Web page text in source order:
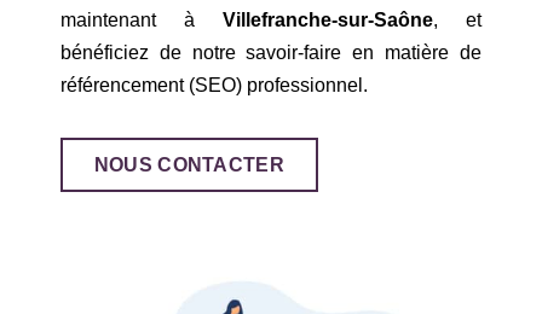
maintenant àVillefranche-sur-Saône, et
bénéficiez de notre savoir-faire en matière de
référencement (SEO) professionnel.
NOUS CONTACTER